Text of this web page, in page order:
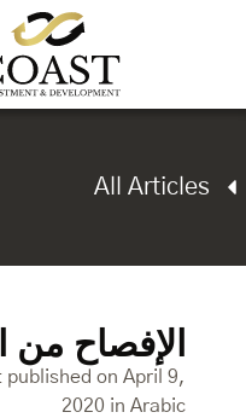
All Articles
الإفصاح
published on April 9,
2020 in Arabic